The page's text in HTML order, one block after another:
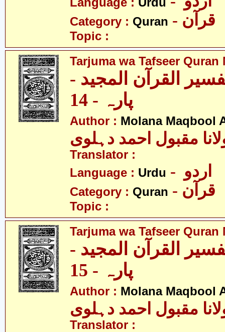
Category : Quran - قرآن
Topic :
Tarjuma wa Tafseer Quran
القرآن المجید -
پارہ - 14
Author : Molana Maqbool
مقبول احمد دہلوی
Translator :
Language : Urdu
Category : Quran - قرآن
Topic :
Tarjuma wa Tafseer Quran
القرآن المجید -
پارہ - 15
Author : Molana Maqbool
مقبول احمد دہلوی
Translator :